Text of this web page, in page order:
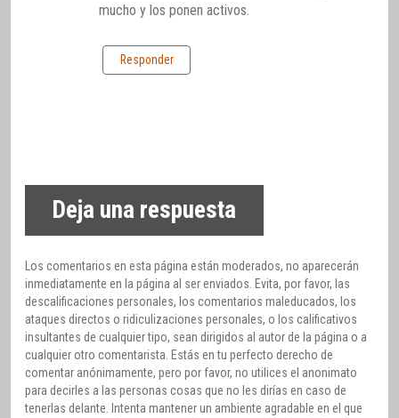
mucho y los ponen activos.
Responder
Deja una respuesta
Los comentarios en esta página están moderados, no aparecerán
inmediatamente en la página al ser enviados. Evita, por favor, las
descalificaciones personales, los comentarios maleducados, los
ataques directos o ridiculizaciones personales, o los calificativos
insultantes de cualquier tipo, sean dirigidos al autor de la página o a
cualquier otro comentarista. Estás en tu perfecto derecho de
comentar anónimamente, pero por favor, no utilices el anonimato
para decirles a las personas cosas que no les dirías en caso de
tenerlas delante. Intenta mantener un ambiente agradable en el que